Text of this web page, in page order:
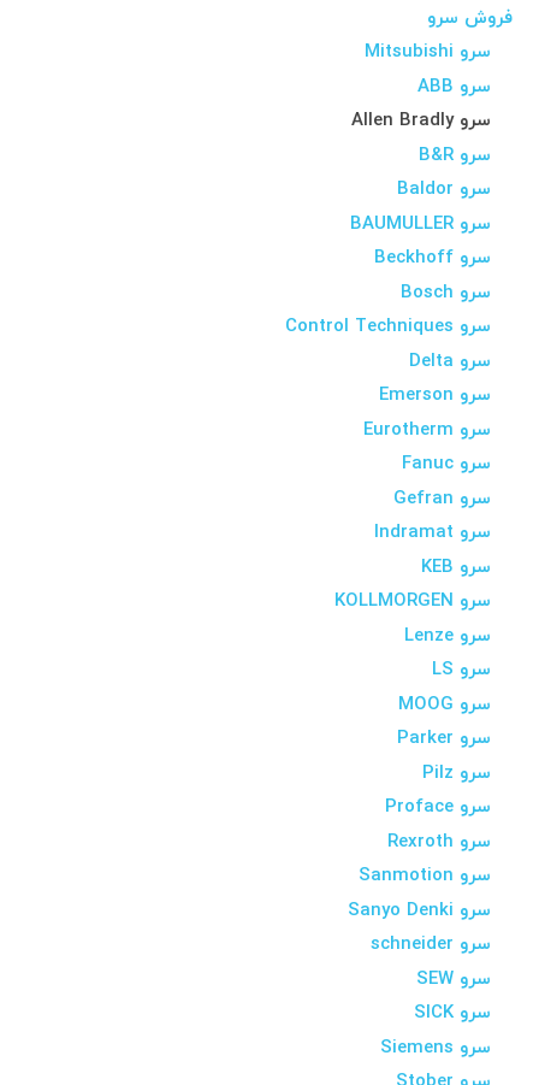
فروش سرو
سرو Mitsubishi
سرو ABB
سرو Allen Bradly
سرو B&R
سرو Baldor
سرو BAUMULLER
سرو Beckhoff
سرو Bosch
سرو Control Techniques
سرو Delta
سرو Emerson
سرو Eurotherm
سرو Fanuc
سرو Gefran
سرو Indramat
سرو KEB
سرو KOLLMORGEN
سرو Lenze
سرو LS
سرو MOOG
سرو Parker
سرو Pilz
سرو Proface
سرو Rexroth
سرو Sanmotion
سرو Sanyo Denki
سرو schneider
سرو SEW
سرو SICK
سرو Siemens